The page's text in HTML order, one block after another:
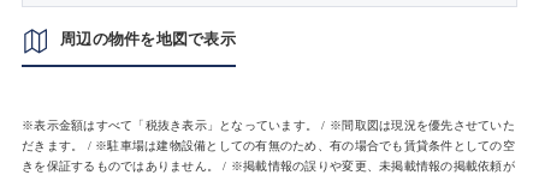
周辺の物件を地図で表示
※表示金額はすべて「税抜き表示」となっています。 / ※間取図は現況を優先させていた
だきます。 / ※駐車場は建物設備としての有無のため、有の場合でも賃貸条件としての空
きを保証するものではありません。 / ※掲載情報の誤りや変更、未掲載情報の掲載依頼が